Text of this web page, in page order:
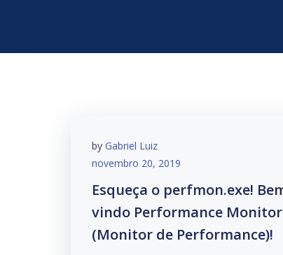
by Gabriel Luiz
novembro 20, 2019
Esqueça o perfmon.exe!
vindo Performance Monitor
(Monitor de Performance)!